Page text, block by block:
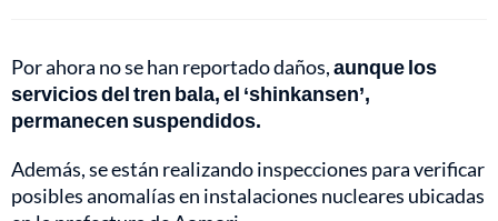
Por ahora no se han reportado daños,aunque los
servicios del tren bala, el ‘shinkansen’,
permanecen suspendidos.
Además, se están realizando inspecciones para verificar
posibles anomalías en instalaciones nucleares ubicadas